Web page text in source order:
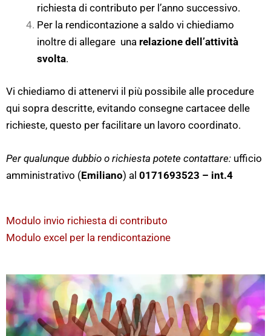
richiesta di contributo per l’anno successivo.
Per la rendicontazione a saldo vi chiediamo
inoltre di allegare una relazione dell’attività
svolta.
Vi chiediamo di attenervi il più possibile alle procedure
qui sopra descritte, evitando consegne cartacee delle
richieste, questo per facilitare un lavoro coordinato.
Per qualunque dubbio o richiesta potete contattare: ufficio
amministrativo (Emiliano) al 0171693523 – int.4
Modulo invio richiesta di contributo
Modulo excel per la rendicontazione